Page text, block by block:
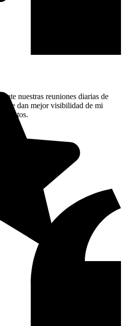
nuestras reuniones diarias de
me dan mejor visibilidad de mi